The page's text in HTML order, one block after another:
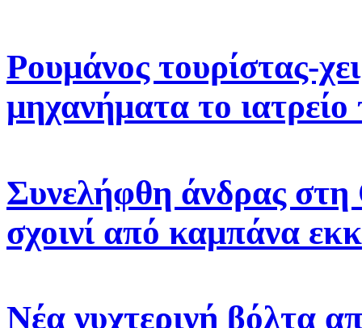
Ρουμάνος τουρίστας-
μηχανήματα το
Συνελήφθη άνδρας
σχοινί από καμπάνα
Νέα νυχτερινή βόλτα